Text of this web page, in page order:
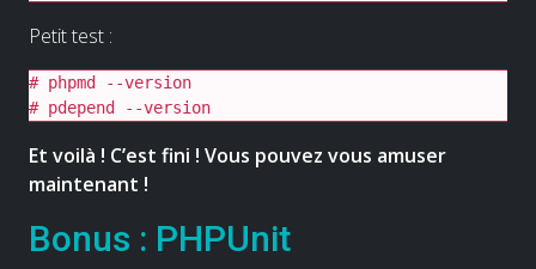
Petit test :
# phpmd --version
# pdepend --version
Et voilà ! C’est fini ! Vous pouvez vous amuser
maintenant !
Bonus : PHPUnit